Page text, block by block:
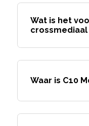
Wat is het
crossmediaal
Waar is C10